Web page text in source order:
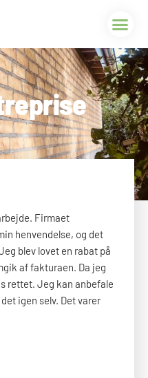
Firmaet
henvendelse, og det
blev lovet en rabat på
af fakturaen. Da jeg
rettet. Jeg kan anbefale
igen selv. Det varer